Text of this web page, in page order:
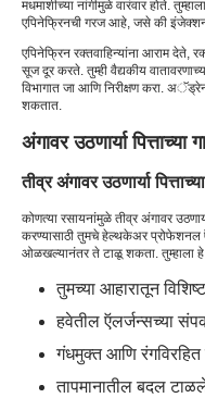
मधमाशीच्या नांगीमुळे वारंवार होते.
एपिनेफ्रिनची गरज आहे, जसे की इंजेक्शन
एपिनेफ्रिन रक्तवाहिन्यांना आराम देते,
सूज दूर करते. तुम्ही वैद्यकीय
विभागात जा आणि निरीक्षण करा.
शकतात.
अंगावर उठणार्या पित्ताच्या
तीव्र अंगावर उठणार्या
कोणत्या रसायनांमुळे तीव्र अंगावर
करण्यासाठी तुमचे हेल्थकेअर प्रोफेशनल
ओळखल्यानंतर ते टाळू शकता. तुम्हाला
तुमच्या आहारातून
हवेतील ऍलर्जन्सच्या
गंधमुक्त आणि रंगविरहित
तापमानातील बदल